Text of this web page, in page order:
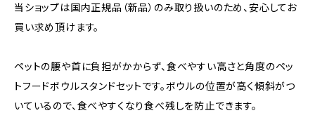
当ショップは国内正規品（新品）のみ取り扱いのため、安心してお
買い求め頂けます。
ペットの腰や首に負担がかからず、食べやすい高さと角度のペッ
トフードボウルスタンドセットです。ボウルの位置が高く傾斜がつ
いているので、食べやすくなり食べ残しを防止できます。